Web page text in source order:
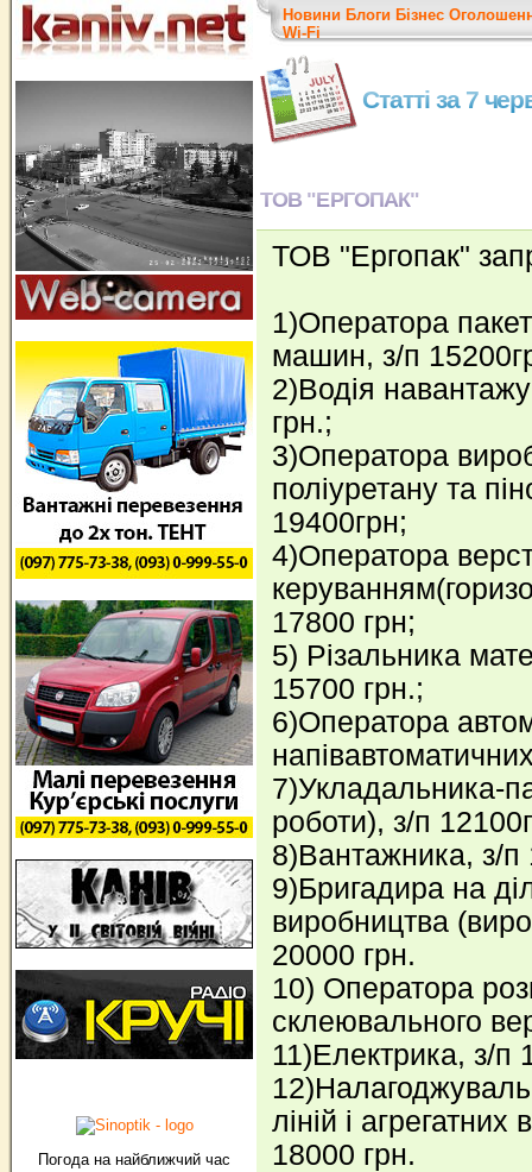
Погода на найближчий час
Новини Блоги Бізнес
Wi-Fi
Статті за 7
ТОВ "ЕРГОПАК"
ТОВ "Ергопак"
1)Оператора
машин, з/п
2)Водія
грн.;
3)Оператора
поліуретану та
19400грн;
4)Оператора
17800 грн;
5) Різальника
15700 грн.;
6)Оператора
7)Укладальника-
роботи), з/п
8)Вантажника, з/п
9)Бригадира на
виробництва
20000 грн.
10) Оператора
склеювального
11)Електрика, з/п
ліній і
18000 грн.